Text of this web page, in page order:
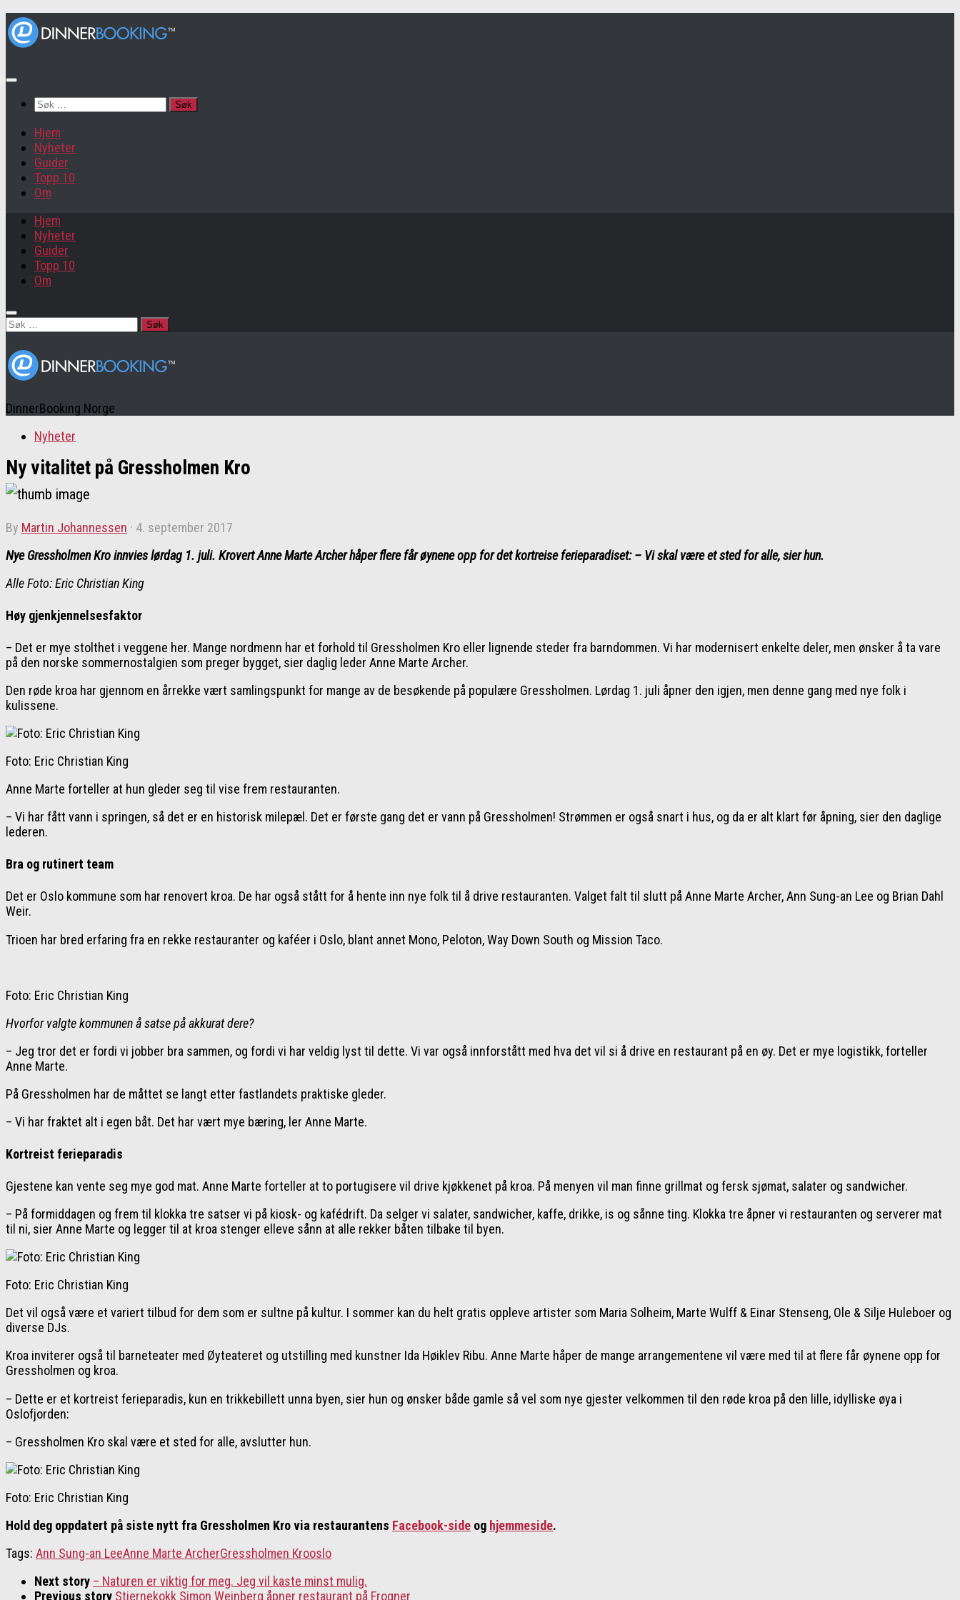
Søk
Hjem
Nyheter
Guider
Topp 10
Om
Hjem
Nyheter
Guider
Topp 10
Om
Søk
DinnerBooking Norge
Nyheter
Ny vitalitet på Gressholmen Kro
by Martin Johannessen · 4. september 2017
Nye Gressholmen Kro innvies lørdag 1. juli. Krovert Anne Marte Archer håper flere får øynene opp for det kortreise ferieparadiset:– Vi skal være et sted for alle, sier hun.
Alle Foto: Eric Christian King
Høy gjenkjennelsesfaktor
– Det er mye stolthet i veggene her. Mange nordmenn har et forhold til Gressholmen Kro eller lignende steder fra barndommen. Vi har modernisert enkelte deler, men ønsker å ta vare
på den norske sommernostalgien som preger bygget, sier daglig leder Anne Marte Archer.
Den røde kroa har gjennom en årrekke vært samlingspunkt for mange av de besøkende på populære Gressholmen. Lørdag 1. juli åpner den igjen, men denne gang med nye folk i
kulissene.
Foto: Eric Christian King
Anne Marte forteller at hun gleder seg til vise frem restauranten.
– Vi har fått vann i springen, så det er en historisk milepæl. Det er første gang det er vann på Gressholmen! Strømmen er også snart i hus, og da er alt klart før åpning, sier den daglige
lederen.
Bra og rutinert team
Det er Oslo kommune som har renovert kroa. De har også stått for å hente inn nye folk til å drive restauranten. Valget falt til slutt på Anne Marte Archer, Ann Sung-an Lee og Brian Dahl
Weir.
Trioen har bred erfaring fra en rekke restauranter og kaféer i Oslo, blant annet Mono, Peloton, Way Down South og Mission Taco.
Foto: Eric Christian King
Hvorfor valgte kommunen å satse på akkurat dere?
– Jeg tror det er fordi vi jobber bra sammen, og fordi vi har veldig lyst til dette. Vi var også innforstått med hva det vil si å drive en restaurant på en øy. Det er mye logistikk, forteller
Anne Marte.
På Gressholmen har de måttet se langt etter fastlandets praktiske gleder.
– Vi har fraktet alt i egen båt. Det har vært mye bæring, ler Anne Marte.
Kortreist ferieparadis
Gjestene kan vente seg mye god mat. Anne Marte forteller at to portugisere vil drive kjøkkenet på kroa. På menyen vil man finne grillmat og fersk sjømat, salater og sandwicher.
– På formiddagen og frem til klokka tre satser vi på kiosk- og kafédrift. Da selger vi salater, sandwicher, kaffe, drikke, is og sånne ting. Klokka tre åpner vi restauranten og serverer mat
til ni, sier Anne Marte og legger til at kroa stenger elleve sånn at alle rekker båten tilbake til byen.
Foto: Eric Christian King
Det vil også være et variert tilbud for dem som er sultne på kultur. I sommer kan du helt gratis oppleve artister som Maria Solheim, Marte Wulff & Einar Stenseng, Ole & Silje Huleboer og
diverse DJs.
Kroa inviterer også til barneteater med Øyteateret og utstilling med kunstner Ida Høiklev Ribu. Anne Marte håper de mange arrangementene vil være med til at flere får øynene opp for
Gressholmen og kroa.
– Dette er et kortreist ferieparadis, kun en trikkebillett unna byen, sier hun og ønsker både gamle så vel som nye gjester velkommen til den røde kroa på den lille, idylliske øya i
Oslofjorden:
– Gressholmen Kro skal være et sted for alle, avslutter hun.
Foto: Eric Christian King
Hold deg oppdatert på siste nytt fra Gressholmen Kro via restaurantens Facebook-side og hjemmeside.
Tags: Ann Sung-an LeeAnne Marte ArcherGressholmen Krooslo
Next story – Naturen er viktig for meg. Jeg vil kaste minst mulig.
Previous story Stjernekokk Simon Weinberg åpner restaurant på Frogner